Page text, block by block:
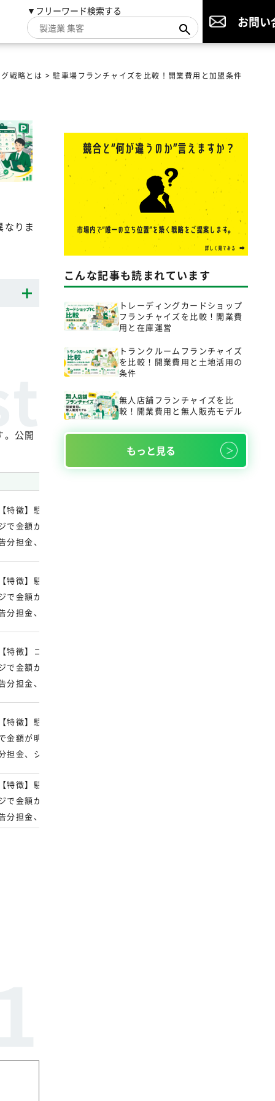
▼フリーワード検索する
お問い
戦略とは >駐車場フランチャイズを比較！開業費用と加盟条件
りま
。公開
特徴】駐車場運営・土地活用。 【費用】公式サイト・加盟資料で
で金額が明示されていない場合は、加盟金、保証金、研修費、ロ
分担金、システム利用料、物件・設備費を同じ条件で確認。
特徴】駐車場運営・土地活用。 【費用】公式サイト・加盟資料で
で金額が明示されていない場合は、加盟金、保証金、研修費、ロ
分担金、システム利用料、物件・設備費を同じ条件で確認。
特徴】コインパーキング運営。 【費用】公式サイト・加盟資料で
で金額が明示されていない場合は、加盟金、保証金、研修費、ロ
分担金、システム利用料、物件・設備費を同じ条件で確認。
特徴】駐車場運営サービス。 【費用】公式サイト・加盟資料で確
金額が明示されていない場合は、加盟金、保証金、研修費、ロイ
担金、システム利用料、物件・設備費を同じ条件で確認。
特徴】駐車場シェアサービス。 【費用】公式サイト・加盟資料で
で金額が明示されていない場合は、加盟金、保証金、研修費、ロ
分担金、システム利用料、物件・設備費を同じ条件で確認。
こんな記事も読まれています
トレーディングカードショップ
フランチャイズを比較！開業費
用と在庫運営
トランクルームフランチャイズ
を比較！開業費用と土地活用の
条件
無人店舗フランチャイズを比
較！開業費用と無人販売モデル
もっと見る